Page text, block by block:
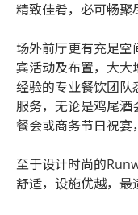
精致佳肴，必可畅聚
场外前厅更有充足空
宾活动及布置，大大
经验的专业餐饮团队
服务，无论是鸡尾酒
餐会或商务节日祝宴
至于设计时尚的
舒适，设施优越，最